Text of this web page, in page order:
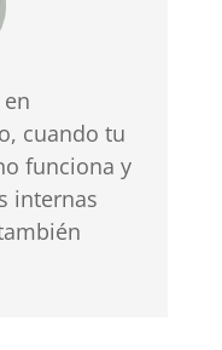
cuando tu
funciona y
internas